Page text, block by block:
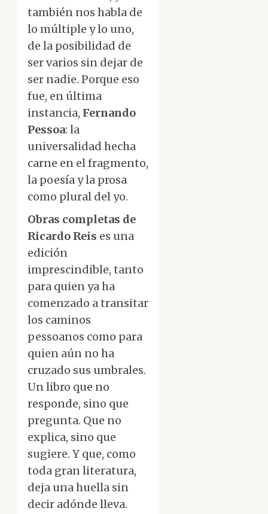
también nos habla de
lo múltiple y lo uno,
de la posibilidad de
ser varios sin dejar de
ser nadie. Porque eso
fue, en última
instancia, Fernando
Pessoa: la
universalidad hecha
carne en el fragmento,
la poesía y la prosa
como plural del yo.
Obras completas de
Ricardo Reis es una
edición
imprescindible, tanto
para quien ya ha
comenzado a transitar
los caminos
pessoanos como para
quien aún no ha
cruzado sus umbrales.
Un libro que no
responde, sino que
pregunta. Que no
explica, sino que
sugiere. Y que, como
toda gran literatura,
deja una huella sin
decir adónde lleva.